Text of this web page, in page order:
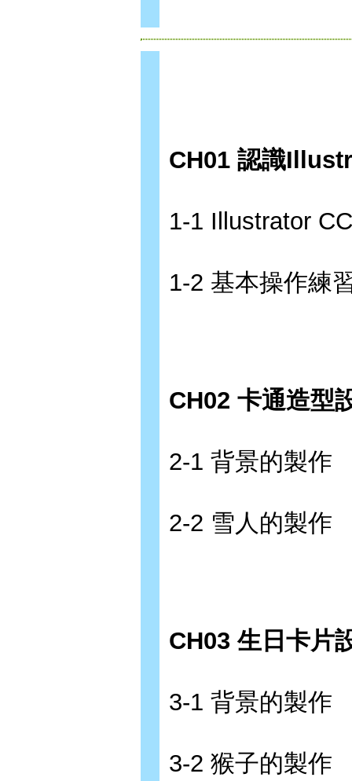
CH01 認識
1-1 Illustrator
1-2 基本操作練
CH02 卡通造型
2-1 背景的製作
2-2 雪人的製作
CH03 生日卡片
3-1 背景的製作
3-2 猴子的製作